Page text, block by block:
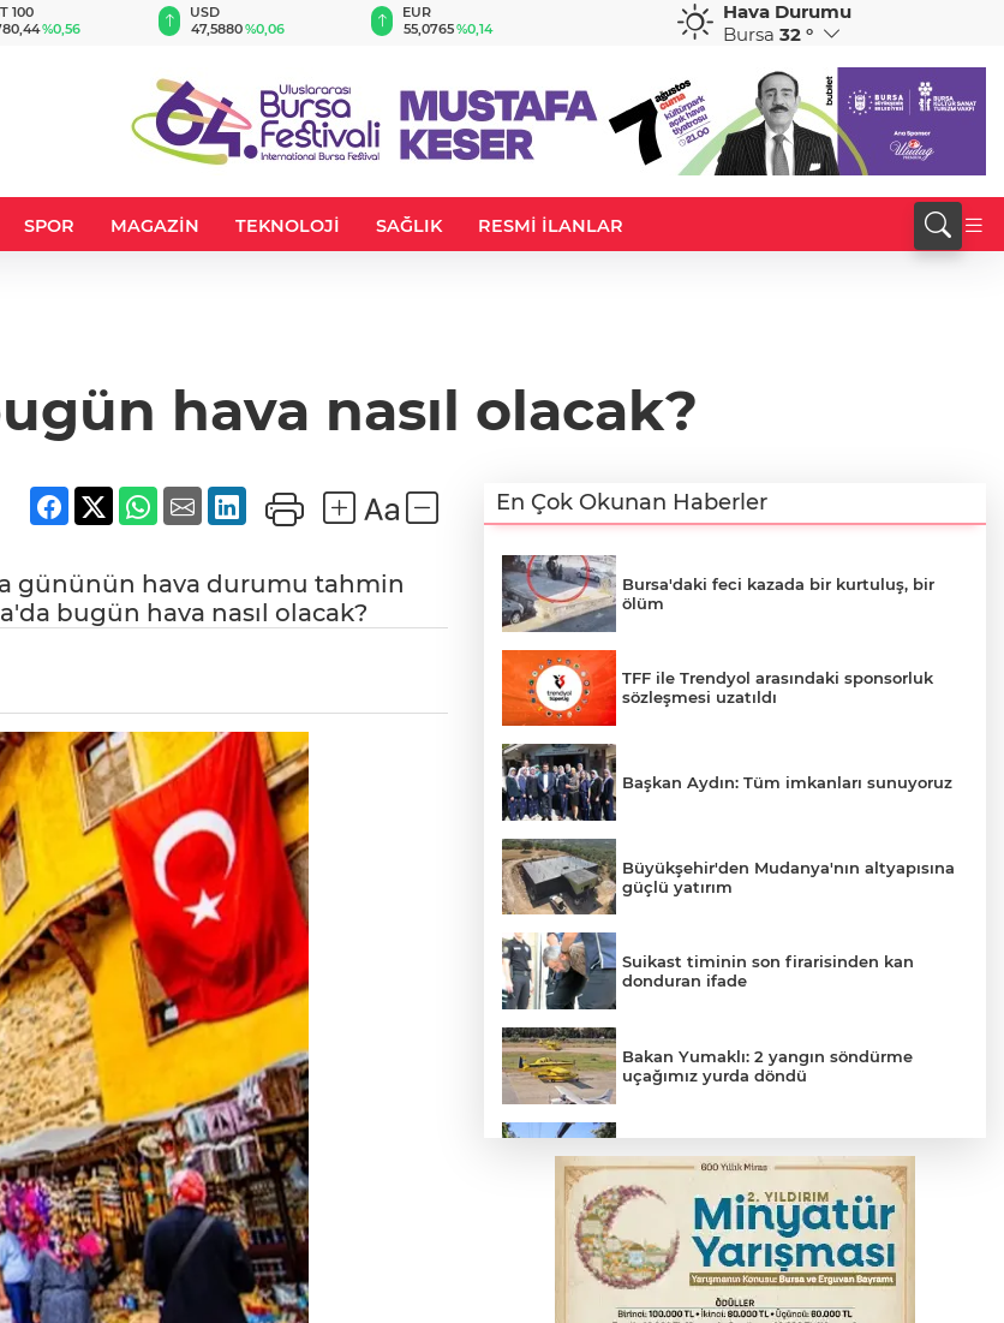
100
%0,56
USD
47,5880%0,06
EUR
55,0765%0,14 %0,22
CHF
58,7796
Hava Durumu
Bursa 32 °
SPOR MAGAZİN TEKNOLOJİ SAĞLIK RESMİ İLANLAR
hava nasıl olacak?
gününün hava durumu tahmin
bugün hava nasıl olacak?
En Çok Okunan Haberler
Bursa'daki feci kazada bir kurtuluş, bir
ölüm
TFF ile Trendyol arasındaki sponsorluk
sözleşmesi uzatıldı
Başkan Aydın: Tüm imkanları sunuyoruz
Büyükşehir'den Mudanya'nın altyapısına
güçlü yatırım
Suikast timinin son firarisinden kan
donduran ifade
Bakan Yumaklı: 2 yangın söndürme
uçağımız yurda döndü
korunuyor
Bursa'da akıma kapılan mühendis ağır
yaralandı